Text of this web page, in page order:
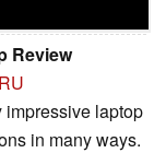
Review
impressive laptop
in many ways.